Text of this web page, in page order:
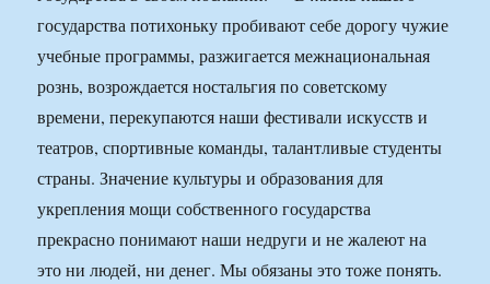
государства потихоньку пробивают себе дорогу чужие
учебные программы, разжигается межнациональная
рознь, возрождается ностальгия по советскому
времени, перекупаются наши фестивали искусств и
театров, спортивные команды, талантливые студенты
страны. Значение культуры и образования для
укрепления мощи собственного государства
прекрасно понимают наши недруги и не жалеют на
это ни людей, ни денег. Мы обязаны это тоже понять.